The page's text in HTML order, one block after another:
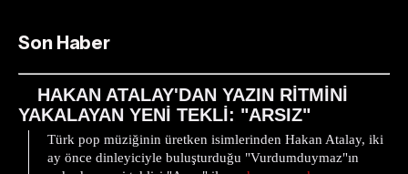
Son Haber
HAKAN ATALAY'DAN YAZIN RİTMİNİ
YAKALAYAN YENİ TEKLİ: "ARSIZ"
Türk pop müziğinin üretken isimlerinden Hakan Atalay, iki
ay önce dinleyiciyle buluşturduğu "Vurdumduymaz"ın